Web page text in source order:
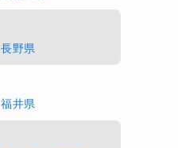
長野県
福井県